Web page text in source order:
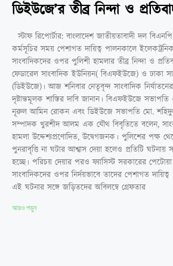
ডিইউজে’র তীব্র নিন্দা ও
স্টাফ রিপোর্টার: বাংলাদেশ জাতীয়তাবাদী দল
কর্মসূচির সময় পেশাগত দায়িত্ব পালনকালে ইলেকট্রনিক
সাংবাদিকদের ওপর পুলিশী হামলার তীব্র নিন্দা ও
ফেডারেল সাংবাদিক ইউনিয়ন( বিএফইউজে) ও ঢাকা
(ডিইউজে)। আজ শনিবার নেতৃবৃন্দ সাংবাদিক
দৃষ্টান্তমূলক শাস্তির দাবি জানান। বিএফইউজে
নূরুল আমিন রোকন এবং ডিইউজে সভাপতি মো.
সম্পাদক খুরশীদ আলম এক যৌথ বিবৃতিতে বলেন,
হামলা উদ্দেশ্যপ্রণোদিত, উদ্বেগজনক। পুলিশের পক্ষ
পুনরাবৃত্তি না ঘটার আশ্বাস দেয়া হলেও প্রতিটি ঘটনায়
হচ্ছে। পরিচয় দেয়ার পরও ফ্যাসিস্ট সরকারের পেটোয়া
সাংবাদিকদের ওপর নির্দয়ভাবে তাদের পেশাগত দায়িত্ব
এই ঘটনার সঙ্গে জড়িতদের অবিলম্বে গ্রেফতার
আরও পড়ুন